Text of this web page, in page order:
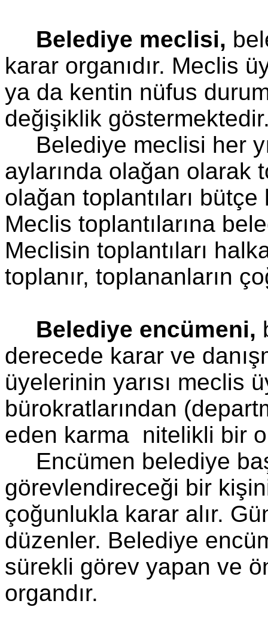
Belediye meclisi,
karar organıdır. Meclis
ya da kentin nüfus
değişiklik
Belediye meclisi her
aylarında olağan olarak
olağan toplantıları
Meclis toplantılarına
Meclisin toplantıları
toplanır, toplananların
Belediye encümeni,
derecede karar ve
üyelerinin yarısı meclis
bürokratlarından
eden karma nitelikli bir
Encümen belediye
görevlendireceği bir
çoğunlukla karar alır.
düzenler. Belediye
sürekli görev yapan ve
organdır.